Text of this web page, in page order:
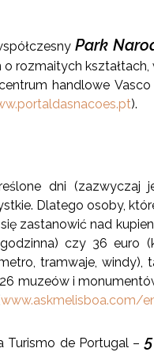
Park
rozmaitych
centrum handlowe
).
dni (zazwyczaj
Dlatego osoby,
zastanowić nad
czy 36 euro
tramwaje,
muzeów i
www.askmelisboa.com/
Turismo de Portugal –